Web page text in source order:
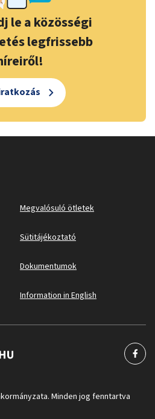
le a közösségi
legfrissebb
Megvalósuló ötletek
Sütitájékoztató
Dokumentumok
Information in English
Minden jog fenntartva